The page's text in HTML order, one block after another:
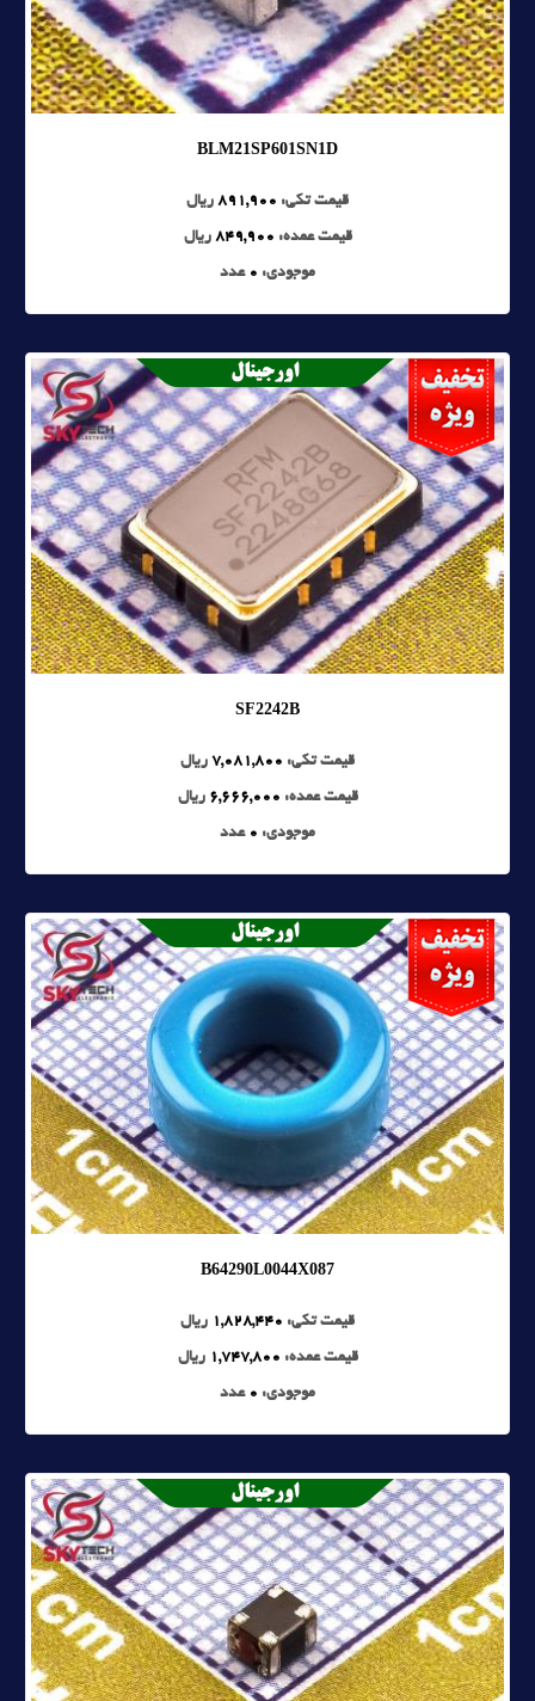
BLM21SP601SN1D
قیمت تکی: 891,900 ریال
قیمت عمده: 849,900 ریال
موجودی: 0 عدد
SF2242B
قیمت تکی: 7,081,800 ریال
قیمت عمده: 6,666,000 ریال
موجودی: 0 عدد
B64290L0044X087
قیمت تکی: 1,828,440 ریال
قیمت عمده: 1,747,800 ریال
موجودی: 0 عدد